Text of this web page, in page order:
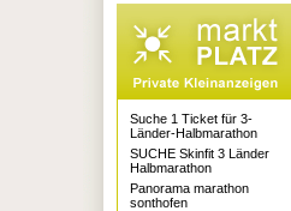
Suche 1 Ticket für 3-
Länder-Halbmarathon
SUCHE Skinfit 3 Länder
Halbmarathon
Panorama marathon
sonthofen